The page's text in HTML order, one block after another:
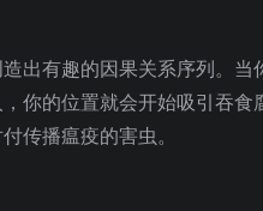
出有趣的因果关系序列。
你的位置就会开始吸引吞
传播瘟疫的害虫。